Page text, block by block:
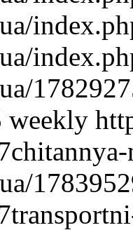
weekly